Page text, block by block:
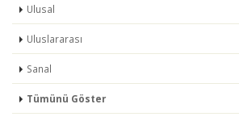
Ulusal
Uluslararası
Sanal
Tümünü Göster